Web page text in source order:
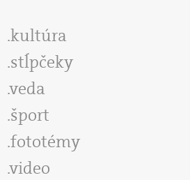
kultúra
stĺpčeky
veda
šport
fototémy
video